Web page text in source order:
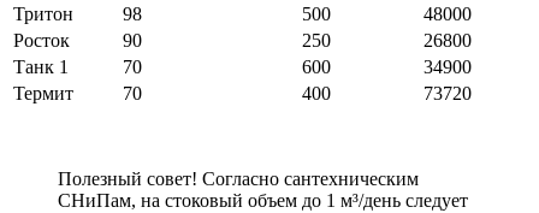
Тритон
98 500
48000
Росток
90 250
26800
Танк 1
70 600
34900
Термит
70 400 73720
Полезный совет! Согласно сантехническим
СНиПам, на стоковый объем до 1 м³/день следует